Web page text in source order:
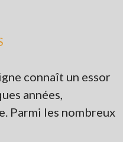
connaît un essor
années,
Parmi les nombreux